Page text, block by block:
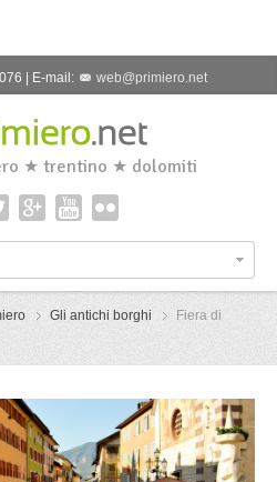
| E-mail: web@primiero.net
★ trentino ★ dolomiti
Gli antichi borghi
Fiera di